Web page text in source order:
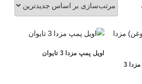
مرتب‌سازی
جدیدترین
اویل پمپ (پمپ روغن) مزدا 3
اویل پمپ مزدا 3 تایوان